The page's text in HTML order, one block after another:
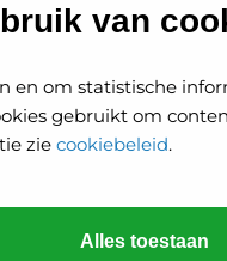
van
en om statistische
gebruikt om
zie cookiebeleid.
Alles toestaan